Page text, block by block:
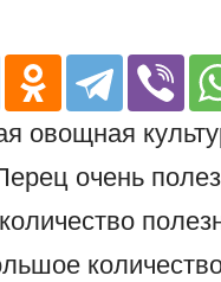
овощная
очень